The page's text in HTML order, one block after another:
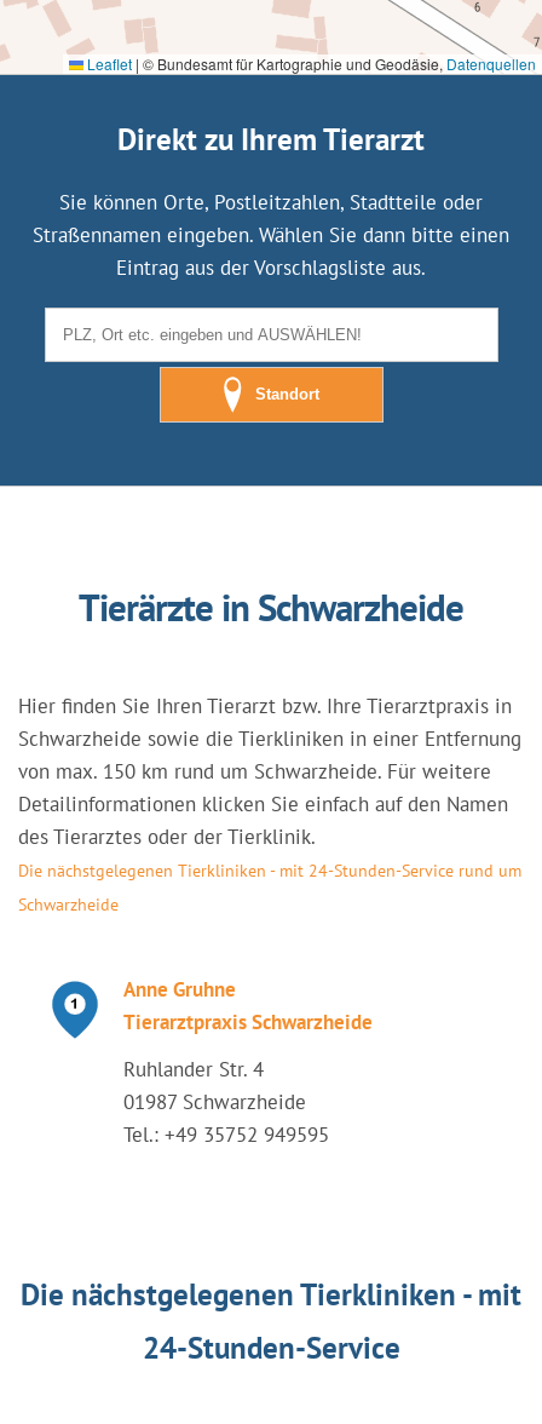
Leaflet | © Bundesamt für Kartographie und Geodäsie, Datenquellen
Direkt zu Ihrem Tierarzt
Sie können Orte, Postleitzahlen, Stadtteile oder
Straßennamen eingeben. Wählen Sie dann bitte einen
Eintrag aus der Vorschlagsliste aus.
Standort
Tierärzte in Schwarzheide
Hier finden Sie Ihren Tierarzt bzw. Ihre Tierarztpraxis in
Schwarzheide sowie die Tierkliniken in einer Entfernung
von max. 150 km rund um Schwarzheide. Für weitere
Detailinformationen klicken Sie einfach auf den Namen
des Tierarztes oder der Tierklinik.
Die nächstgelegenen Tierkliniken - mit 24-Stunden-Service rund um
Schwarzheide
Anne Gruhne
Tierarztpraxis Schwarzheide
Ruhlander Str. 4
01987 Schwarzheide
Tel.: +49 35752 949595
Die nächstgelegenen Tierkliniken - mit
24-Stunden-Service